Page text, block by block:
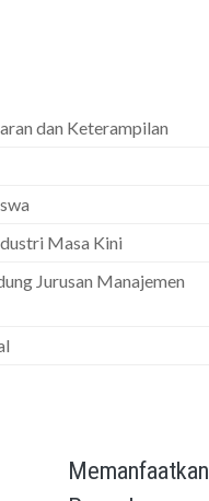
dan Keterampilan
Masa Kini
Jurusan Manajemen
Memanfaatkan